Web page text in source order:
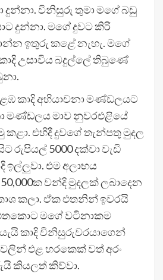
දුන්නා. විනිසුරු තුමා මගේ බඩු
දුන්නා. මගේ දුවට කිරි
ඉතුරු කළේ නැහැ. මගේ
උසාවිය බදුල්ලේ තිබුණේ
කාදි අභියාචනා මණ්ඩලයට
මණ්ඩලය මාව නුවරඑළියේ
කළා. එහිදී දුවගේ තැන්පතු මුදල
රුපියල් 5000 දක්වා වැඩි
ඉල්ලුවා. එම අලාභය
වන්දි මුදලක් ලබාදෙන
කලා. ඒක එතනින් ඉවරයි
එතකොට මගේ වටිනාකම
කාදි විනිසුරුවරයාගෙන්
එළ හරකෙක් වත් අරං
කියලත් කිව්වා.